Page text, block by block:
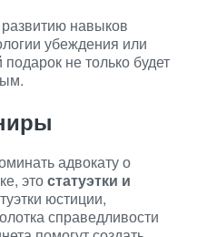
навыков
убеждения или
не только будет
адвокату о
этостатуэтки и
юстиции,
справедливости